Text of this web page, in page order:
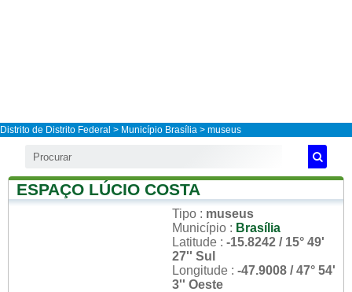
Distrito de Distrito Federal > Município Brasília > museus
ESPAÇO LÚCIO COSTA
Tipo : museus
Município : Brasília
Latitude : -15.8242 / 15° 49'
27'' Sul
Longitude : -47.9008 / 47° 54'
3'' Oeste